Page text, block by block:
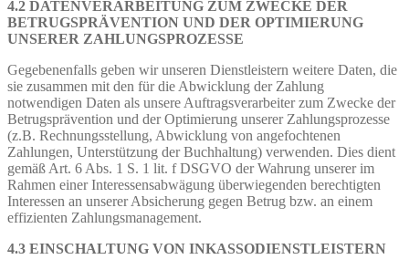
4.2 DATENVERARBEITUNG ZUM ZWECKE DER
BETRUGSPRÄVENTION UND DER OPTIMIERUNG
UNSERER ZAHLUNGSPROZESSE
Gegebenenfalls geben wir unseren Dienstleistern weitere Daten, die
sie zusammen mit den für die Abwicklung der Zahlung
notwendigen Daten als unsere Auftragsverarbeiter zum Zwecke der
Betrugsprävention und der Optimierung unserer Zahlungsprozesse
(z.B. Rechnungsstellung, Abwicklung von angefochtenen
Zahlungen, Unterstützung der Buchhaltung) verwenden. Dies dient
gemäß Art. 6 Abs. 1 S. 1 lit. f DSGVO der Wahrung unserer im
Rahmen einer Interessensabwägung überwiegenden berechtigten
Interessen an unserer Absicherung gegen Betrug bzw. an einem
effizienten Zahlungsmanagement.
4.3 EINSCHALTUNG VON INKASSODIENSTLEISTERN